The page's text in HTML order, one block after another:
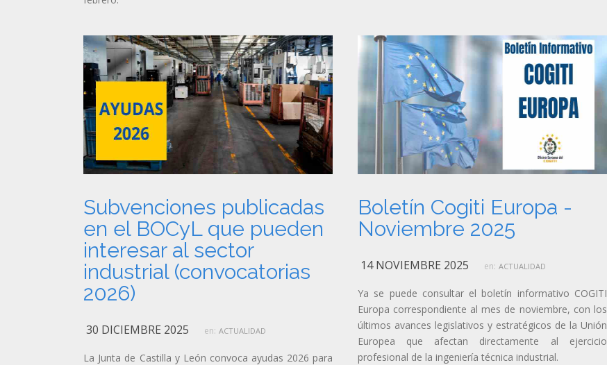
Subvenciones publicadas
en el BOCyL que pueden
interesar al sector
industrial (convocatorias
2026)
30 DICIEMBRE 2025 en: ACTUALIDAD
La Junta de Castilla y León convoca ayudas 2026 para
Boletín Cogiti Europa -
Noviembre 2025
14 NOVIEMBRE 2025 en: ACTUALIDAD
Ya se puede consultar el boletín informativo COGITI
Europa correspondiente al mes de noviembre, con los
últimos avances legislativos y estratégicos de la Unión
Europea que afectan directamente al ejercicio
profesional de la ingeniería técnica industrial.